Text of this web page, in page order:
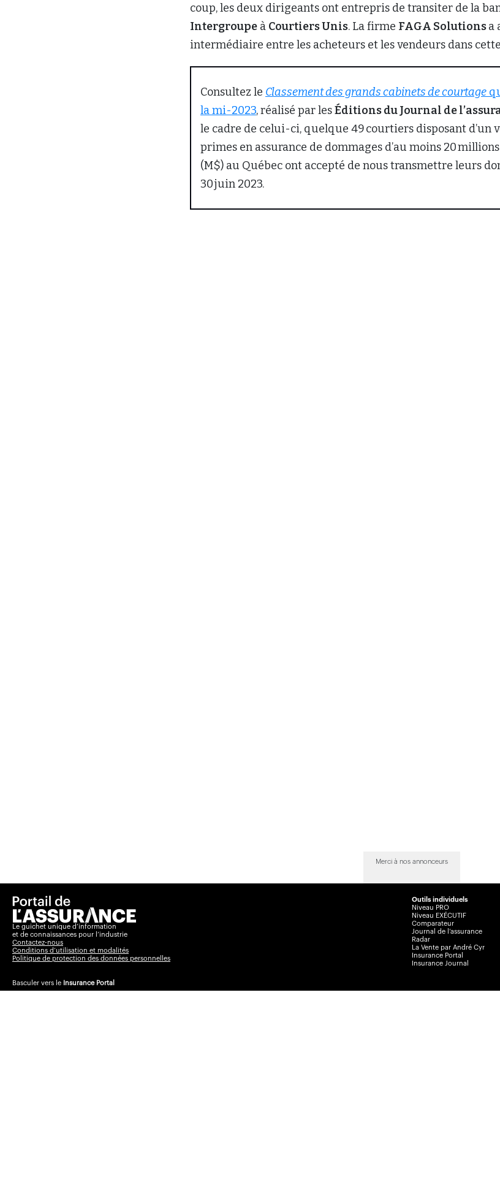
coup, les deux dirigeants ont entrepris de transiter de la
Intergroupe à Courtiers Unis. La firme FAGA Solutionsa
intermédiaire entre les acheteurs et les vendeurs dans
Consultez le Classement des grands cabinets de courtage
la mi-2023, réalisé par lesÉditions du Journal de
le cadre de celui-ci, quelque 49 courtiers disposant d’un
primes en assurance de dommages d’au moins 20
(M$) au Québec ont accepté de nous transmettre leurs
30 juin 2023.
Merci à nos annonceurs
Le guichet unique d’information
et de connaissances pour l’industrie
Contactez-nous
Conditions d’utilisation et modalités
Politique de protection des données personnelles
Basculer vers le Insurance Portal
Outils individuels
Niveau PRO
Niveau EXÉCUTIF
Comparateur
Journal de l’assurance
Radar
La Vente par André Cyr
Insurance Portal
Insurance Journal